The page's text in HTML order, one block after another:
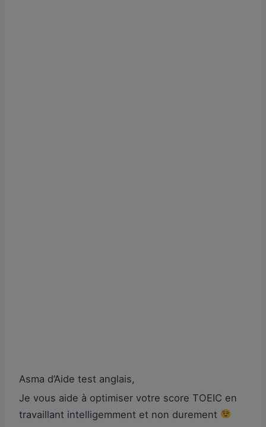
Asma d’Aide test anglais,
Je vous aide à optimiser votre score TOEIC en
travaillant intelligemment et non durement